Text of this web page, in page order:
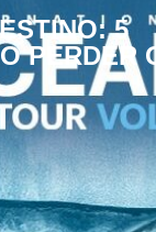
5
PERDER O